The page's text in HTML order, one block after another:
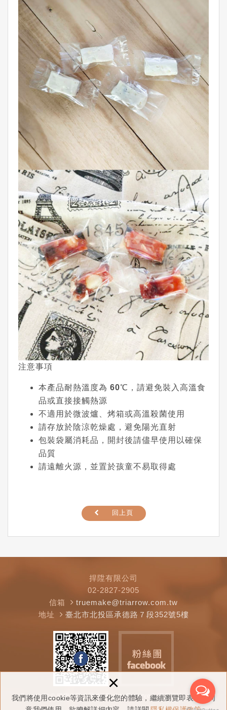
我們將使用cookie等資訊來優化您的體驗，繼續瀏覽即表示您同
×
注意事項
本產品耐熱溫度為 60℃ ，請避免裝入高溫食
品或直接接觸熱源
不適用於微波爐、烤箱或高溫殺菌使用
請存放於陰涼乾燥處，避免陽光直射
包裝袋屬消耗品，開封後請儘早使用以確保
品質
請遠離火源，並置於孩童不易取得處
回上頁
捍陞有限公司
02-2827-2905
信箱
truemake@triarrow.com.tw
地址
臺北市北投區承德路７段352號5樓
Copyright © 捍陞有限公司 All Rights Reserved. 網頁設計 : 多米諾